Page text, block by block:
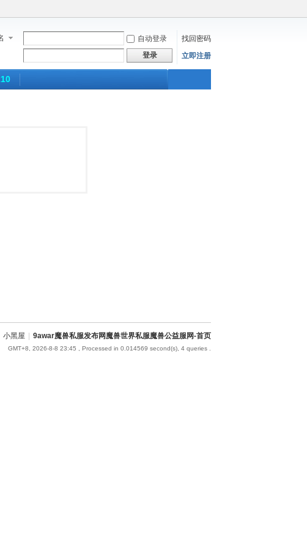
自动登录
找回密码
登录 立即注册
小黑屋 | 9awar魔兽私服发布网魔兽世界私服魔兽公益服网-首页
GMT+8, 2026-8-8 23:45 , Processed in 0.014569 second(s), 4 queries .